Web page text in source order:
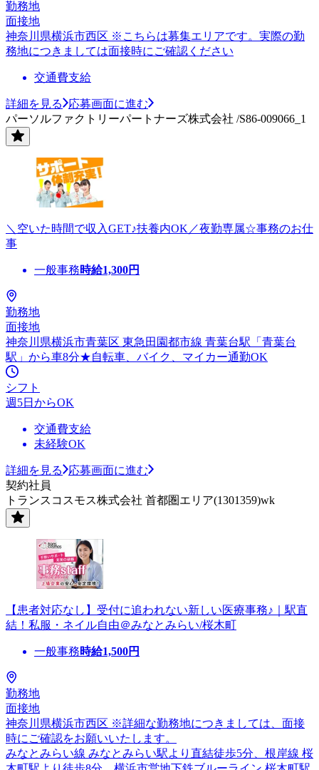
勤務地
面接地
神奈川県横浜市西区 ※こちらは募集エリアです。実際の勤
務地につきましては面接時にご確認ください
交通費支給
詳細を見る
応募画面に進む
パーソルファクトリーパートナーズ株式会社 /S86-009066_1
＼空いた時間で収入GET♪扶養内OK／夜勤専属☆事務のお仕
事
一般事務時給1,300円
勤務地
面接地
神奈川県横浜市青葉区 東急田園都市線 青葉台駅「青葉台
駅」から車8分★自転車、バイク、マイカー通勤OK
シフト
週5日からOK
交通費支給
未経験OK
詳細を見る
応募画面に進む
契約社員
トランスコスモス株式会社 首都圏エリア(1301359)wk
【患者対応なし】受付に追われない新しい医療事務♪｜駅直
結！私服・ネイル自由＠みなとみらい/桜木町
一般事務時給1,500円
勤務地
面接地
神奈川県横浜市西区 ※詳細な勤務地につきましては、面接
時にご確認をお願いいたします。
みなとみらい線 みなとみらい駅より直結徒歩5分、根岸線 桜